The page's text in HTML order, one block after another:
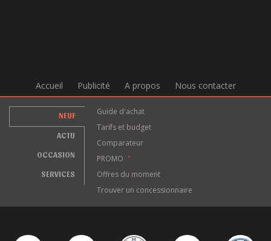
Accueil Publicité A propos Nous contacter
NEUF
ACTU
OCCASION
SERVICES
Guide d'achat
Tarifs et budget
Comparateur
PROMO
*
Offres du moment
Trouver un concessionnaire